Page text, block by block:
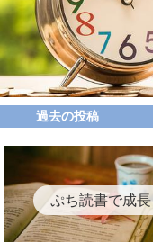
過去の投稿
ぷち読書で成長